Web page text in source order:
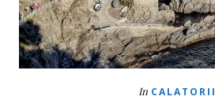
In CALATORII